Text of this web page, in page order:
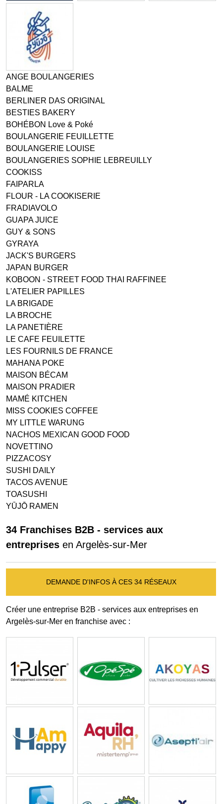
ANGE BOULANGERIES
BALME
BERLINER DAS ORIGINAL
BESTIES BAKERY
BOHÉBON Love & Poké
BOULANGERIE FEUILLETTE
BOULANGERIE LOUISE
BOULANGERIES SOPHIE LEBREUILLY
COOKISS
FAIPARLA
FLOUR - LA COOKISERIE
FRADIAVOLO
GUAPA JUICE
GUY & SONS
GYRAYA
JACK'S BURGERS
JAPAN BURGER
KOBOON - STREET FOOD THAI RAFFINEE
L'ATELIER PAPILLES
LA BRIGADE
LA BROCHE
LA PANETIÈRE
LE CAFE FEUILETTE
LES FOURNILS DE FRANCE
MAHANA POKE
MAISON BÉCAM
MAISON PRADIER
MAMÉ KITCHEN
MISS COOKIES COFFEE
MY LITTLE WARUNG
NACHOS MEXICAN GOOD FOOD
NOVETTINO
PIZZACOSY
SUSHI DAILY
TACOS AVENUE
TOASUSHI
YŪJŌ RAMEN
34 Franchises B2B - services aux
entreprises en Argelès-sur-Mer
DEMANDE D'INFOS À CES 34 RÉSEAUX
Créer une entreprise B2B - services aux entreprises en
Argelès-sur-Mer en franchise avec :